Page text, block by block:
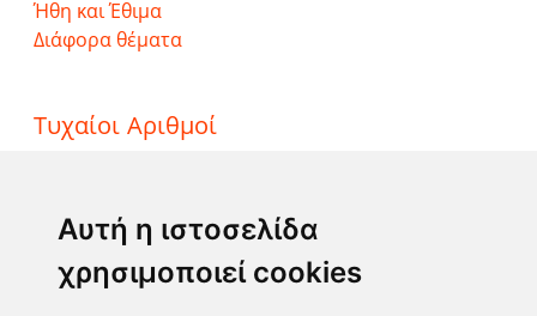
Αυτή η ιστοσελίδα
χρησιμοποιεί cookies
Ήθη και Έθιμα
Διάφορα θέματα
Τυχαίοι Αριθμοί
ΛΟΤΤΟ
ΚΙΝΟ
EXTRA 5